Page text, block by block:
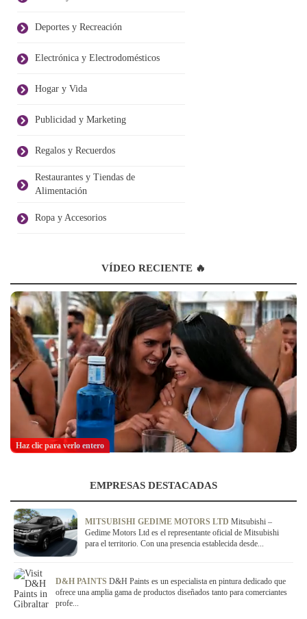
Deportes y Recreación
Electrónica y Electrodomésticos
Hogar y Vida
Publicidad y Marketing
Regalos y Recuerdos
Restaurantes y Tiendas de
Alimentación
Ropa y Accesorios
VÍDEO RECIENTE 🔥
Haz clic para verlo entero
EMPRESAS DESTACADAS
MITSUBISHI GEDIME MOTORS LTD Mitsubishi –
Gedime Motors Ltd es el representante oficial de Mitsubishi
para el territorio. Con una presencia establecida desde...
D&H PAINTS D&H Paints es un especialista en pintura dedicado que
ofrece una amplia gama de productos diseñados tanto para comerciantes
profe...